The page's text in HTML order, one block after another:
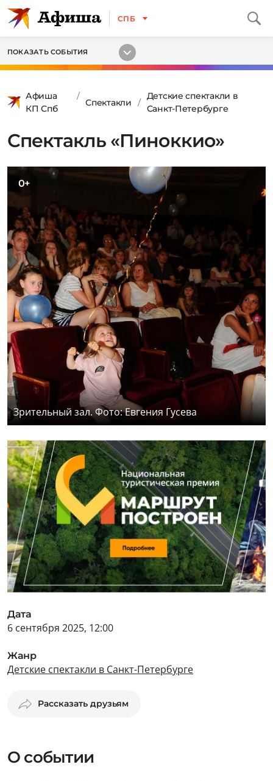
СПБ
ПОКАЗАТЬ СОБЫТИЯ
Афиша
КП Спб
Спектакли
Детские спектакли в
Санкт-Петербурге
Спектакль «Пиноккио»
0+
Зрительный зал. Фото: Евгения Гусева
Дата
6 сентября 2025, 12:00
Жанр
Детские спектакли в Санкт-Петербурге
Рассказать друзьям
О событии